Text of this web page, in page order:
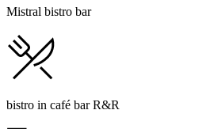
Mistral bistro bar
bistro in café bar R&R